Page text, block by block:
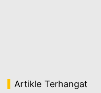
Artikle Terhangat